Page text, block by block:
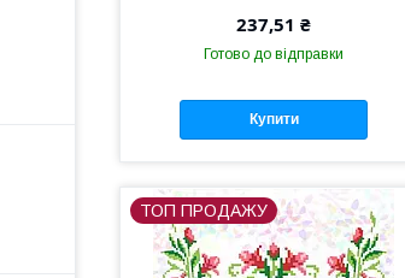
237,51 ₴
Готово до відправки
Купити
ТОП ПРОДАЖУ